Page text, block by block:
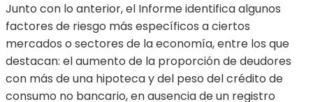
Junto con lo anterior, el Informe identifica algunos
factores de riesgo más específicos a ciertos
mercados o sectores de la economía, entre los que
destacan: el aumento de la proporción de deudores
con más de una hipoteca y del peso del crédito de
consumo no bancario, en ausencia de un registro